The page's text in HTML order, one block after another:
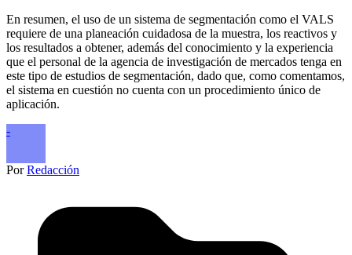
En resumen, el uso de un sistema de segmentación como el VALS
requiere de una planeación cuidadosa de la muestra, los reactivos y
los resultados a obtener, además del conocimiento y la experiencia
que el personal de la agencia de investigación de mercados tenga en
este tipo de estudios de segmentación, dado que, como comentamos,
el sistema en cuestión no cuenta con un procedimiento único de
aplicación.
-
PorRedacción